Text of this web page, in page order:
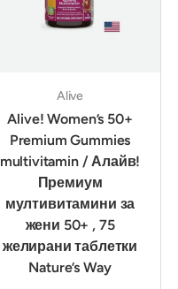
Alive
Alive! Women’s 50+
Premium Gummies
multivitamin / Алайв!
Премиум
мултивитамини за
жени 50+ , 75
желирани таблетки
Nature’s Way